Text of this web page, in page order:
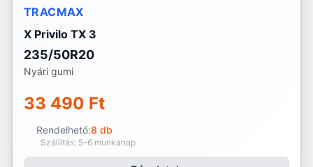
TRACMAX
X Privilo TX 3
235/50R20
Nyári gumi
33 490 Ft
Rendelhető:8 db
Szállítás: 5-6 munkanap